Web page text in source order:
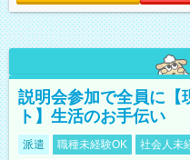
説明会参加で全員に【
ト】生活のお手伝い
派遣 職種未経験OK 社会人未